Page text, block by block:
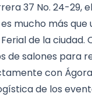
37 No. 24-29,
mucho más que
de la ciudad.
de salones para
con
de los